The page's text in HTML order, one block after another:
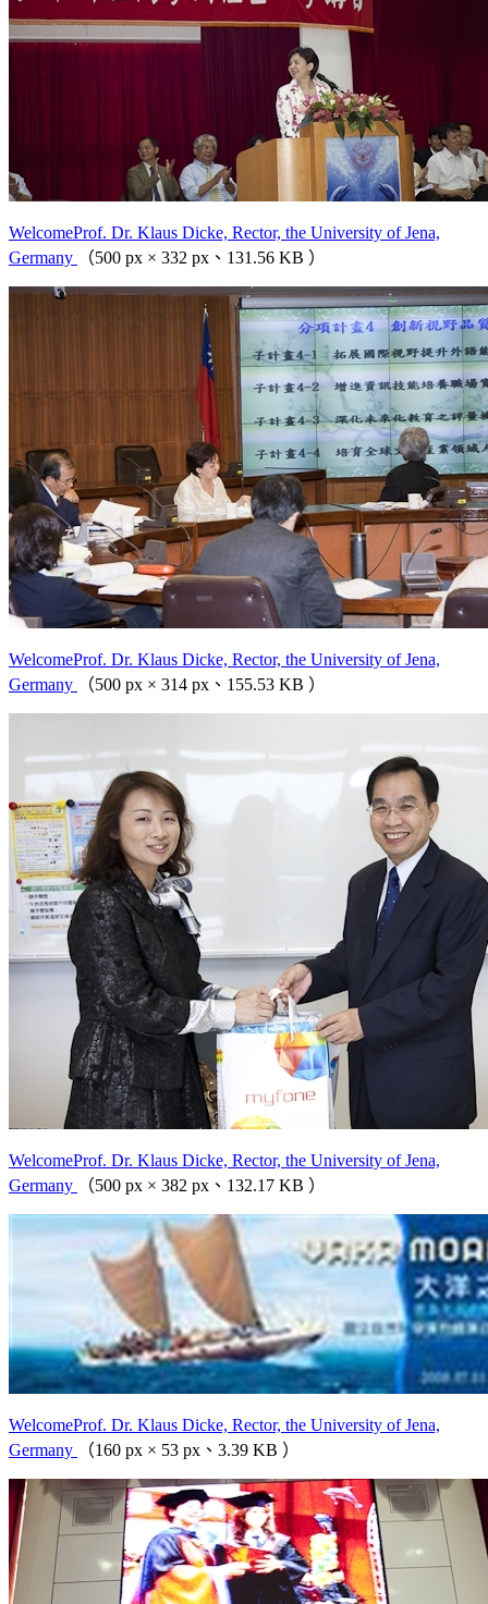
WelcomeProf. Dr. Klaus Dicke, Rector, the University of Jena,
Germany
（500 px × 332 px、131.56 KB ）
WelcomeProf. Dr. Klaus Dicke, Rector, the University of Jena,
Germany
（500 px × 314 px、155.53 KB ）
WelcomeProf. Dr. Klaus Dicke, Rector, the University of Jena,
Germany
（500 px × 382 px、132.17 KB ）
WelcomeProf. Dr. Klaus Dicke, Rector, the University of Jena,
Germany
（160 px × 53 px、3.39 KB ）